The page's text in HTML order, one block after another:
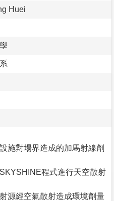
Huei
對場界造成的加馬射線劑
程式進行天空散射
源經空氣散射造成環境劑量